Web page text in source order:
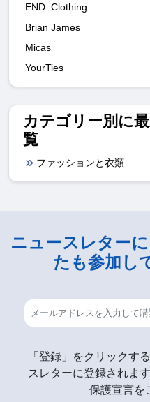
END. Clothing
Brian James
Micas
YourTies
カテゴリー別に
覧
ファッションと衣類
ニュースレター
たも参加し
「登録」をクリックす
スレターに登録されま
保護宣言を